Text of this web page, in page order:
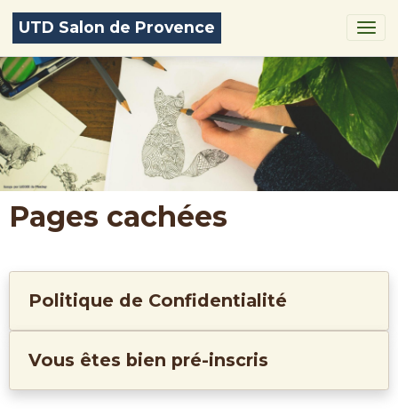
UTD Salon de Provence
Pages cachées
Politique de Confidentialité
Vous êtes bien pré-inscris